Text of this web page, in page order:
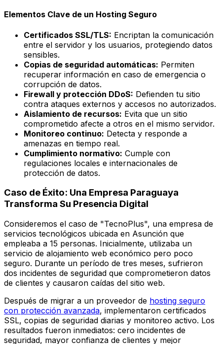
Elementos Clave de un Hosting Seguro
Certificados SSL/TLS: Encriptan la comunicación
entre el servidor y los usuarios, protegiendo datos
sensibles.
Copias de seguridad automáticas: Permiten
recuperar información en caso de emergencia o
corrupción de datos.
Firewall y protección DDoS: Defienden tu sitio
contra ataques externos y accesos no autorizados.
Aislamiento de recursos: Evita que un sitio
comprometido afecte a otros en el mismo servidor.
Monitoreo continuo: Detecta y responde a
amenazas en tiempo real.
Cumplimiento normativo: Cumple con
regulaciones locales e internacionales de
protección de datos.
Caso de Éxito: Una Empresa Paraguaya
Transforma Su Presencia Digital
Consideremos el caso de "TecnoPlus", una empresa de
servicios tecnológicos ubicada en Asunción que
empleaba a 15 personas. Inicialmente, utilizaba un
servicio de alojamiento web económico pero poco
seguro. Durante un período de tres meses, sufrieron
dos incidentes de seguridad que comprometieron datos
de clientes y causaron caídas del sitio web.
Después de migrar a un proveedor de hosting seguro
con protección avanzada, implementaron certificados
SSL, copias de seguridad diarias y monitoreo activo. Los
resultados fueron inmediatos: cero incidentes de
seguridad, mayor confianza de clientes y mejor